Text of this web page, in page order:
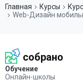
Главная Курсы
Web-Дизайн
собрано
Обучение
Онлайн-школы